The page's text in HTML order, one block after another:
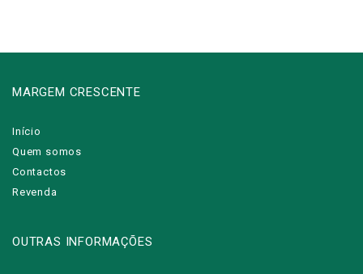
MARGEM CRESCENTE
Início
Quem somos
Contactos
Revenda
OUTRAS INFORMAÇÕES